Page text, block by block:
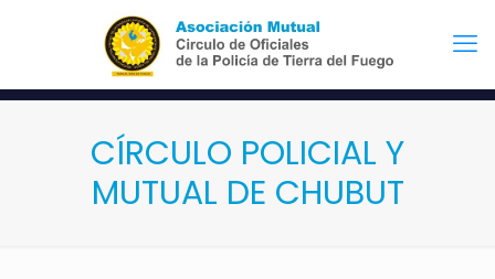
CÍRCULO POLICIAL Y
MUTUAL DE CHUBUT